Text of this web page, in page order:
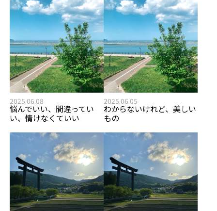
2025.06.08
悩んでいい、間違ってい
い、情けなくていい
2025.06.05
わからないけれど、美しい
もの